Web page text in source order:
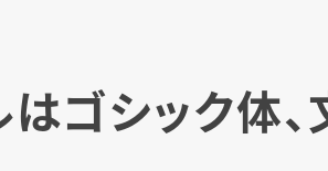
はゴシック体